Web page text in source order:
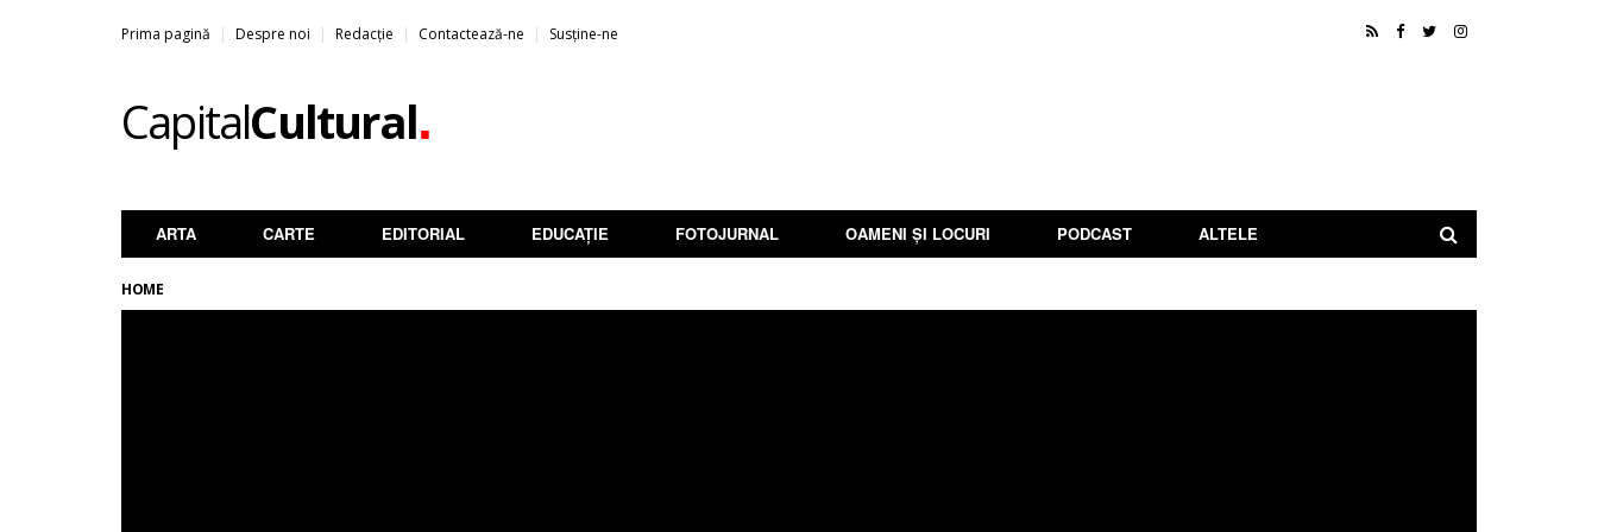
Prima pagină Despre noi Redacție Contactează-ne Susține-ne
CapitalCultural.
ARTA CARTE EDITORIAL EDUCAȚIE FOTOJURNAL OAMENI ȘI LOCURI PODCAST ALTELE
HOME